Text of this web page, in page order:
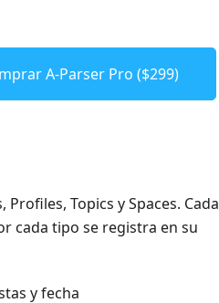
A-Parser Pro ($299)
Topics y Spaces. Cada
cada tipo se registra en su
y fecha